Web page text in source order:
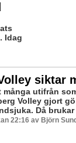
Idag
siktar
många utifrån
Volley gjort
Då
22:16 av Björn